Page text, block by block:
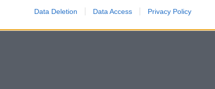
Data Deletion Data Access Privacy Policy